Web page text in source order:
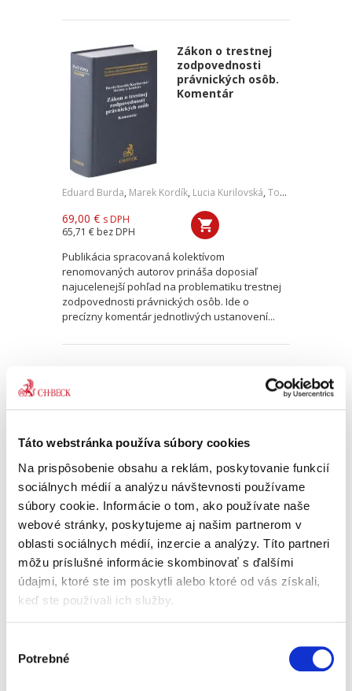
Táto webstránka používa súbory cookies
Na prispôsobenie obsahu a reklám, poskytovanie funkcií
sociálnych médií a analýzu návštevnosti používame
súbory cookie. Informácie o tom, ako používate naše
webové stránky, poskytujeme aj našim partnerom v
oblasti sociálnych médií, inzercie a analýzy. Títo partneri
môžu príslušné informácie skombinovať s ďalšími
údajmi, ktoré ste im poskytli alebo ktoré od vás získali,
keď ste používali ich služby.
súhlasu
Potrebné
Zákon o trestnej
zodpovednosti
právnických osôb.
Komentár
Eduard Burda, Marek Kordík, Lucia Kurilovská, Tomáš Strémy
69,00 € s DPH
65,71 € bez DPH
Publikácia spracovaná kolektívom
renomovaných autorov prináša doposiaľ
najucelenejší pohľad na problematiku trestnej
zodpovednosti právnických osôb. Ide o
precízny komentár jednotlivých ustanovení...
Zákon o ochrane
55,00 € s DPH
52,38 €
bez DPH
Predkladaný komentár k zákonu o ochrane
hospodárskej súťaže je prvou publikáciou
tohto druhu na Slovensku. Rámec komentára je